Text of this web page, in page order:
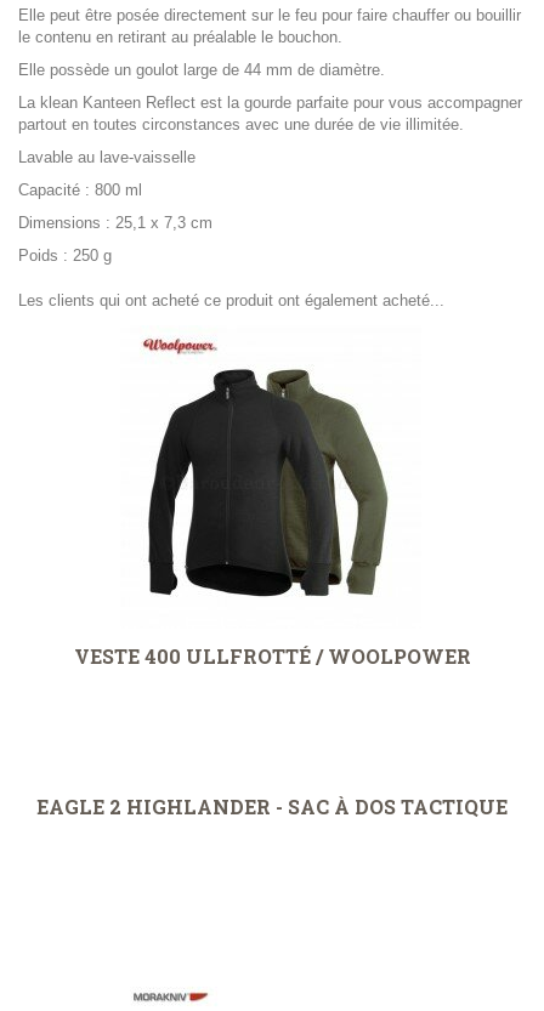
Elle peut être posée directement sur le feu pour faire chauffer ou bouillir
le contenu en retirant au préalable le bouchon.
Elle possède un goulot large de 44 mm de diamètre.
La klean Kanteen Reflect est la gourde parfaite pour vous accompagner
partout en toutes circonstances avec une durée de vie illimitée.
Lavable au lave-vaisselle
Capacité : 800 ml
Dimensions : 25,1 x 7,3 cm
Poids : 250 g
Les clients qui ont acheté ce produit ont également acheté...
VESTE 400 ULLFROTTÉ / WOOLPOWER
EAGLE 2 HIGHLANDER - SAC À DOS TACTIQUE